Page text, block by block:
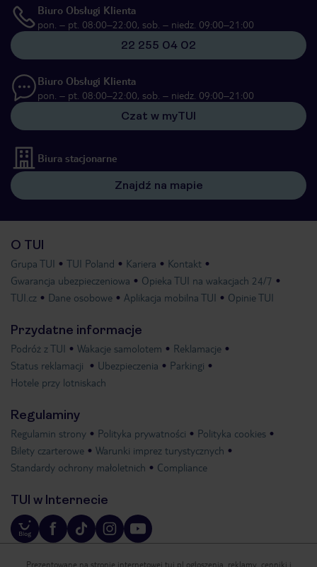
Biuro Obsługi Klienta
pon. – pt. 08:00–22:00, sob. – niedz. 09:00–21:00
22 255 04 02
Biuro Obsługi Klienta
pon. – pt. 08:00–22:00, sob. – niedz. 09:00–21:00
Czat w myTUI
Biura stacjonarne
Znajdź na mapie
O TUI
Grupa TUI TUI Poland Kariera
Kontakt
Gwarancja ubezpieczeniowa
Opieka TUI na wakacjach 24/7
TUI.cz
Dane osobowe Aplikacja mobilna TUI Opinie TUI
Przydatne informacje
Podróż z TUI Wakacje samolotem
Reklamacje
Status reklamacji
Ubezpieczenia
Parkingi
Hotele przy lotniskach
Regulaminy
Regulamin strony Polityka prywatności
Polityka cookies
Bilety czarterowe
Warunki imprez turystycznych
Standardy ochrony małoletnich
Compliance
TUI w Internecie
Prezentowane na stronie internetowej tui.pl ogłoszenia, reklamy, cenniki i